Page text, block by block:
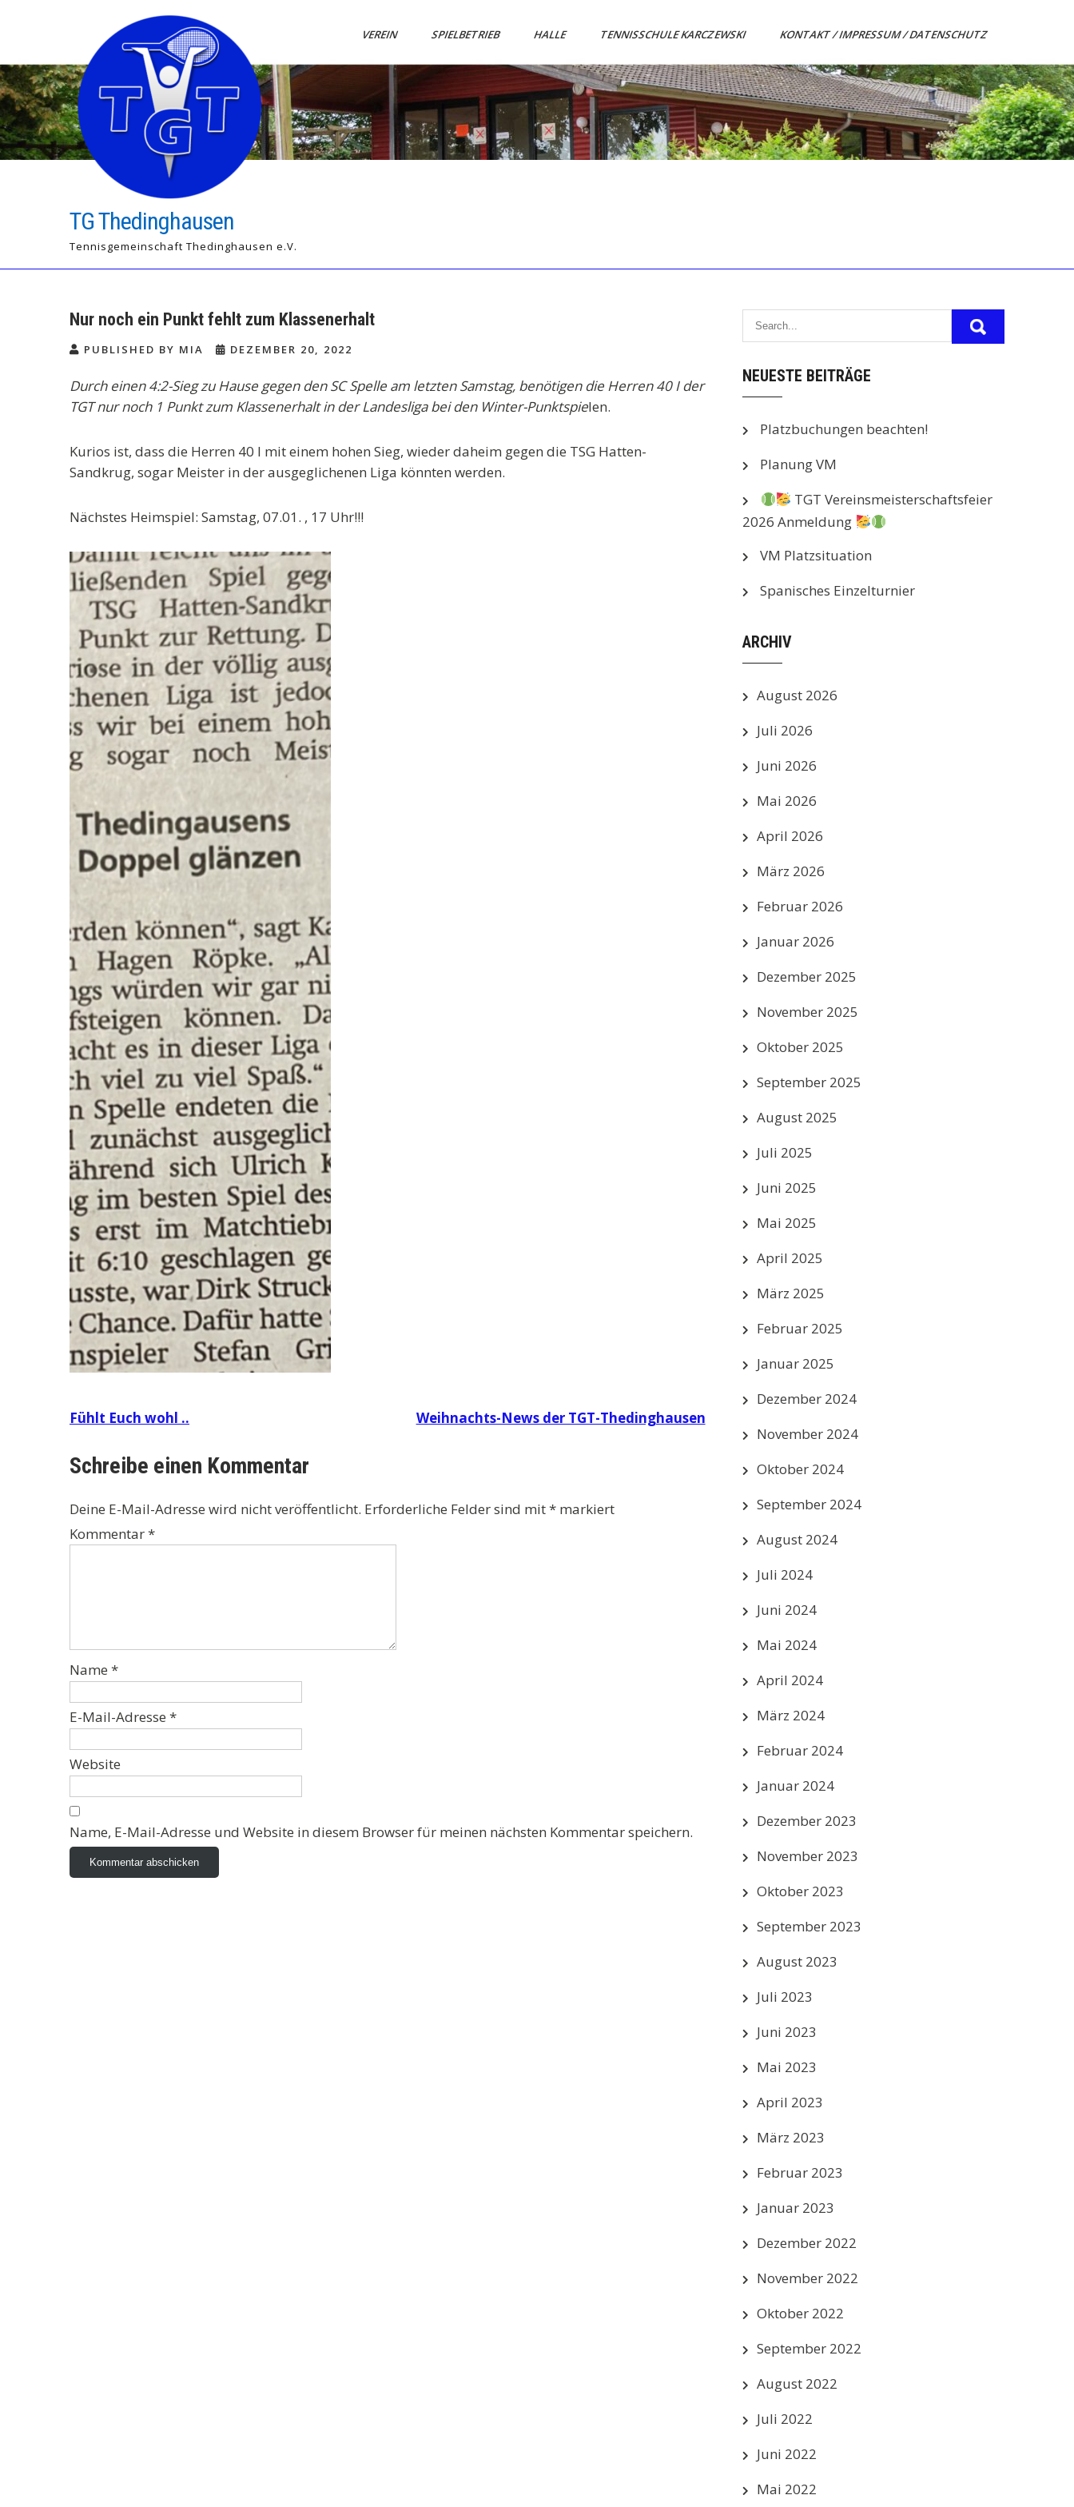
TG Thedinghausen
Tennisgemeinschaft Thedinghausen e.V.
VEREIN SPIELBETRIEB HALLE TENNISSCHULE KARCZEWSKI KONTAKT / IMPRESSUM / DATENSCHUTZ
Nur noch ein Punkt fehlt zum Klassenerhalt
PUBLISHED BY MIA DEZEMBER 20, 2022
Durch einen 4:2-Sieg zu Hause gegen den SC Spelle am letzten Samstag, benötigen die Herren 40 I der
TGT nur noch 1 Punkt zum Klassenerhalt in der Landesliga bei den Winter-Punktspielen.
Kurios ist, dass die Herren 40 I mit einem hohen Sieg, wieder daheim gegen die TSG Hatten-
Sandkrug, sogar Meister in der ausgeglichenen Liga könnten werden.
Nächstes Heimspiel: Samstag, 07.01. , 17 Uhr!!!
Beitragsnavigation
Fühlt Euch wohl .. Weihnachts-News der TGT-Thedinghausen
Schreibe einen Kommentar
Deine E-Mail-Adresse wird nicht veröffentlicht. Erforderliche Felder sind mit* markiert
Kommentar*
Name *
E-Mail-Adresse *
Website
Name, E-Mail-Adresse und Website in diesem Browser für meinen nächsten Kommentar speichern.
NEUESTE BEITRÄGE
Platzbuchungen beachten!
Planung VM
TGT Vereinsmeisterschaftsfeier
2026 Anmeldung
VM Platzsituation
Spanisches Einzelturnier
ARCHIV
August 2026
Juli 2026
Juni 2026
Mai 2026
April 2026
März 2026
Februar 2026
Januar 2026
Dezember 2025
November 2025
Oktober 2025
September 2025
August 2025
Juli 2025
Juni 2025
Mai 2025
April 2025
März 2025
Februar 2025
Januar 2025
Dezember 2024
November 2024
Oktober 2024
September 2024
August 2024
Juli 2024
Juni 2024
Mai 2024
April 2024
März 2024
Februar 2024
Januar 2024
Dezember 2023
November 2023
Oktober 2023
September 2023
August 2023
Juli 2023
Juni 2023
Mai 2023
April 2023
März 2023
Februar 2023
Januar 2023
Dezember 2022
November 2022
Oktober 2022
September 2022
August 2022
Juli 2022
Juni 2022
Mai 2022